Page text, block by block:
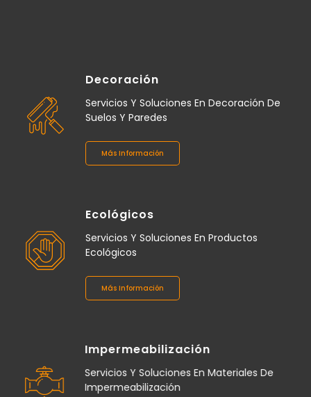
Decoración
Servicios Y Soluciones En Decoración De
Suelos Y Paredes
Más Información
Ecológicos
Servicios Y Soluciones En Productos
Ecológicos
Más Información
Impermeabilización
Servicios Y Soluciones En Materiales De
Impermeabilización